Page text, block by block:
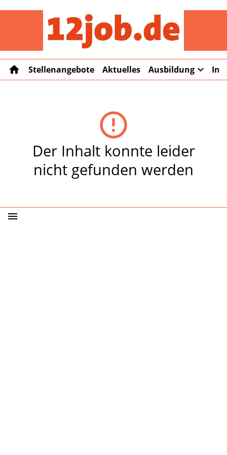
home Stellenangebote Aktuelles Ausbildung expand_more
error_outline
Der Inhalt konnte leider
nicht gefunden werden
menu